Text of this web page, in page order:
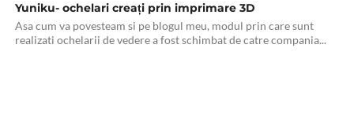
Yuniku- ochelari creați prin imprimare 3D
Asa cum va povesteam si pe blogul meu, modul prin care sunt
realizati ochelarii de vedere a fost schimbat de catre compania...